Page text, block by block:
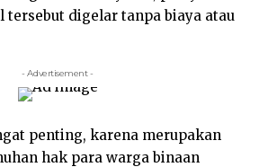
tersebut digelar tanpa biaya atau
- Advertisement -
penting, karena merupakan
hak para warga binaan